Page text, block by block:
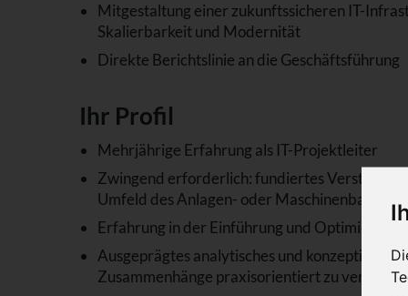
Mitgestaltung einer zukunftssicheren IT-
Skalierbarkeit und Modernität
Direkte Berichtslinie an die Geschäftsführung
Ihr Profil
Mehrjährige Erfahrung als IT-Projektleiter
Zwingend erforderlich: fundiertes Verständnis
Umfeld des Anlagen- oder Maschinenbaus
Erfahrung in der Einführung und Optimierung
Ausgeprägtes analytisches und
Zusammenhänge praxisorientiert zu